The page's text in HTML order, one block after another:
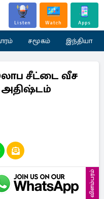
Listen Watch Apps
சமூகம் இந்தியா
சீட்டை வீச
அதிஷ்டம்
விளம்பரம்